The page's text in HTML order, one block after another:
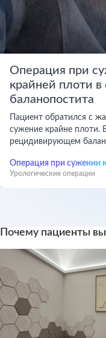
Операция при
крайней плоти в
баланопостита
Пациент обратился с
сужение крайне плоти.
рецидивирующем
крайняя плоть начала
приносить дискомфорт.
выполнили
Операция при сужении
Урологические операции
Почему пациенты